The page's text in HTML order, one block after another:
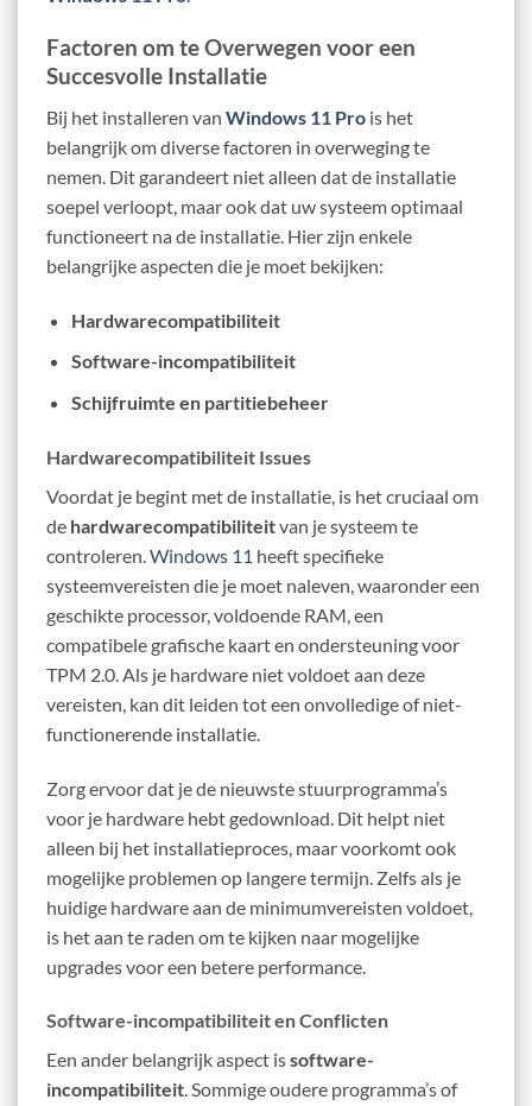
Factoren om te Overwegen voor een
Succesvolle Installatie
Bij het installeren van Windows 11 Pro is het
belangrijk om diverse factoren in overweging te
nemen. Dit garandeert niet alleen dat de installatie
soepel verloopt, maar ook dat uw systeem optimaal
functioneert na de installatie. Hier zijn enkele
belangrijke aspecten die je moet bekijken:
Hardwarecompatibiliteit
Software-incompatibiliteit
Schijfruimte en partitiebeheer
Hardwarecompatibiliteit Issues
Voordat je begint met de installatie, is het cruciaal om
de hardwarecompatibiliteitvan je systeem te
controleren. Windows 11 heeft specifieke
systeemvereisten die je moet naleven, waaronder een
geschikte processor, voldoende RAM, een
compatibele grafische kaart en ondersteuning voor
TPM 2.0. Als je hardware niet voldoet aan deze
vereisten, kan dit leiden tot een onvolledige of niet-
functionerende installatie.
Zorg ervoor dat je de nieuwste stuurprogramma’s
voor je hardware hebt gedownload. Dit helpt niet
alleen bij het installatieproces, maar voorkomt ook
mogelijke problemen op langere termijn. Zelfs als je
huidige hardware aan de minimumvereisten voldoet,
is het aan te raden om te kijken naar mogelijke
upgrades voor een betere performance.
Software-incompatibiliteit en Conflicten
Een ander belangrijk aspect issoftware-
incompatibiliteit. Sommige oudere programma’s of